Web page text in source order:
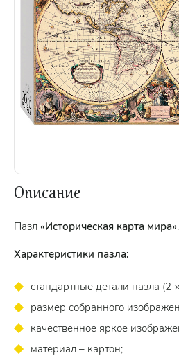
Описание
Пазл «Историческая карта мира»
Характеристики пазла:
стандартные детали пазла (2
размер собранного
качественное яркое
материал – картон;